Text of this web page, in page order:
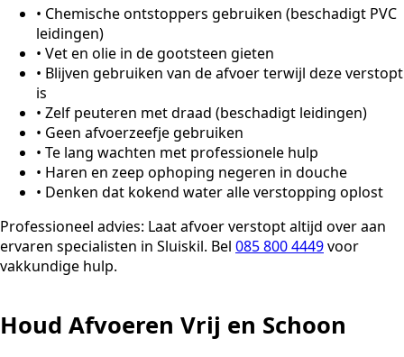
• Chemische ontstoppers gebruiken (beschadigt PVC
leidingen)
• Vet en olie in de gootsteen gieten
• Blijven gebruiken van de afvoer terwijl deze verstopt
is
• Zelf peuteren met draad (beschadigt leidingen)
• Geen afvoerzeefje gebruiken
• Te lang wachten met professionele hulp
• Haren en zeep ophoping negeren in douche
• Denken dat kokend water alle verstopping oplost
Professioneel advies: Laat afvoer verstopt altijd over aan
ervaren specialisten in Sluiskil. Bel 085 800 4449voor
vakkundige hulp.
Houd Afvoeren Vrij en Schoon